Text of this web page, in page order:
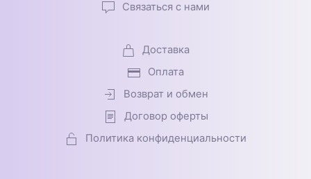
Связаться с нами
Доставка
Оплата
Возврат и обмен
Договор оферты
Политика конфиденциальности